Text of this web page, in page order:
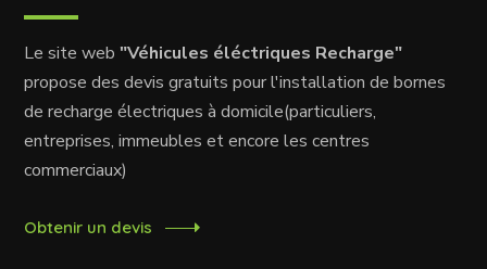
Le site web "Véhicules éléctriques Recharge"
propose des devis gratuits pour l'installation de bornes
de recharge électriques à domicile(particuliers,
entreprises, immeubles et encore les centres
commerciaux)
Obtenir un devis